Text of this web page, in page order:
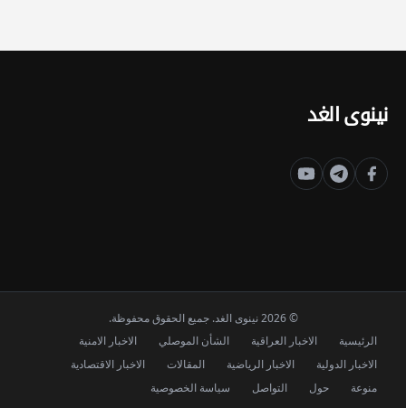
نينوى الغد
© 2026 نينوى الغد. جميع الحقوق محفوظة.
الرئيسية الاخبار العراقية الشأن الموصلي
الاخبار الامنية
الاخبار الدولية
الاخبار الرياضية المقالات
الاخبار الاقتصادية
منوعة
حول التواصل سياسة الخصوصية